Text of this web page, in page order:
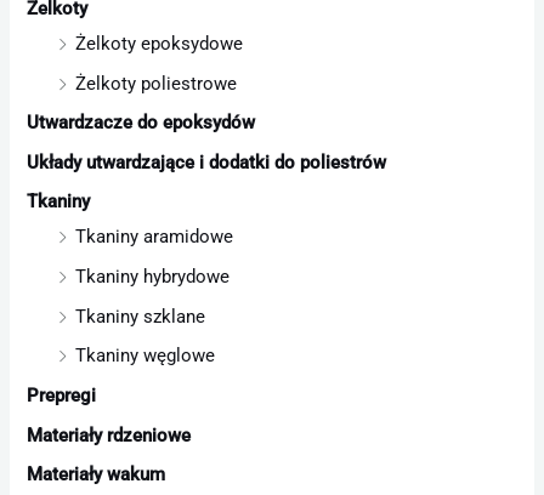
Żelkoty
Żelkoty epoksydowe
Żelkoty poliestrowe
Utwardzacze do epoksydów
Układy utwardzające i dodatki do poliestrów
Tkaniny
Tkaniny aramidowe
Tkaniny hybrydowe
Tkaniny szklane
Tkaniny węglowe
Prepregi
Materiały rdzeniowe
Materiały wakum